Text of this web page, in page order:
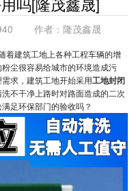
作者： 隆茂鑫晟
着建筑工地上各种工程车辆的增
尘很容易给城市的环境造成污
求，建筑工地开始采用工地封闭
不干净上路时对路面造成的二次
足环保部门的验收吗？